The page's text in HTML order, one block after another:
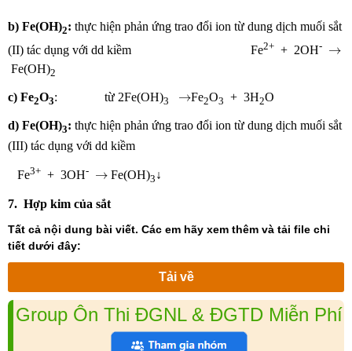
b) Fe(OH)2: thực hiện phản ứng trao đổi ion từ dung dịch muối sắt
(II) tác dụng với dd kiềm Fe2+ + 2OH- →
→
Fe(OH)2
c) Fe2O3: từ 2Fe(OH)3 →
→Fe2O3 + 3H2O
d) Fe(OH)3: thực hiện phản ứng trao đổi ion từ dung dịch muối sắt
(III) tác dụng với dd kiềm
Fe3+ + 3OH- →
→ Fe(OH)3 ↓
7. Hợp kim của sắt
Tất cả nội dung bài viết. Các em hãy xem thêm và tải file chi
tiết dưới đây:
Tải về
Group Ôn Thi ĐGNL & ĐGTD Miễn Phí